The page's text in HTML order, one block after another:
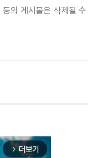
arrow_forward_ios 더보기